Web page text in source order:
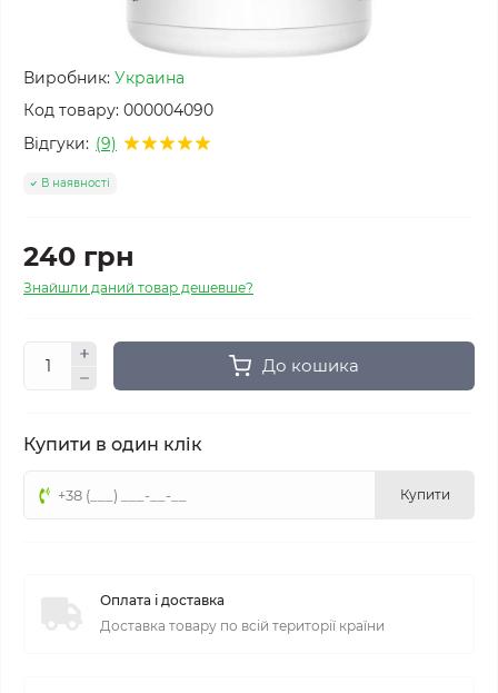
Виробник: Украина
Код товару: 000004090
Відгуки: (9)
В наявності
240 грн
Знайшли даний товар дешевше?
До кошика
Купити в один клік
Купити
Оплата і доставка
Доставка товару по всій території країни